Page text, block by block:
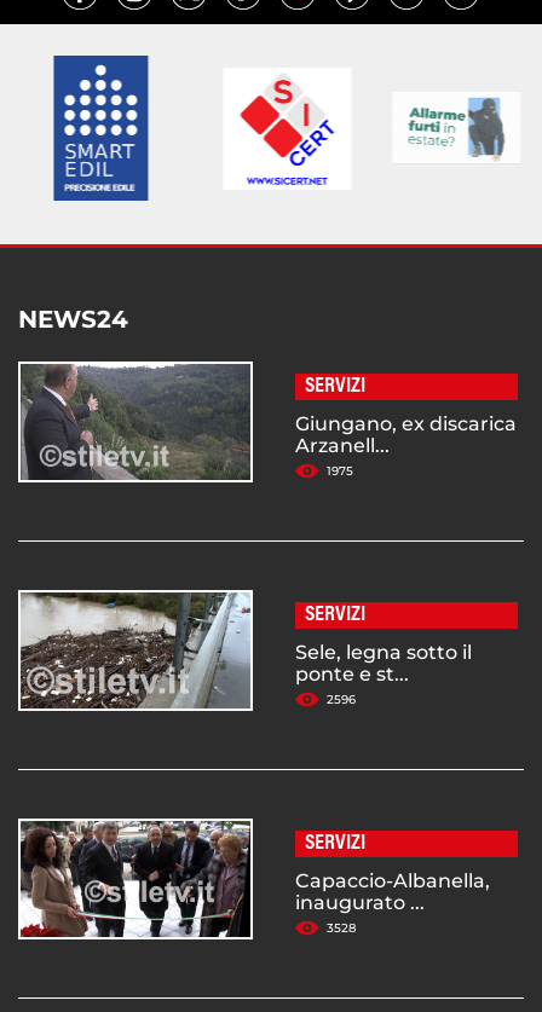
NEWS24
SERVIZI
Giungano, ex discarica
Arzanell...
1975
SERVIZI
Sele, legna sotto il
ponte e st...
2596
SERVIZI
Capaccio-Albanella,
inaugurato ...
3528